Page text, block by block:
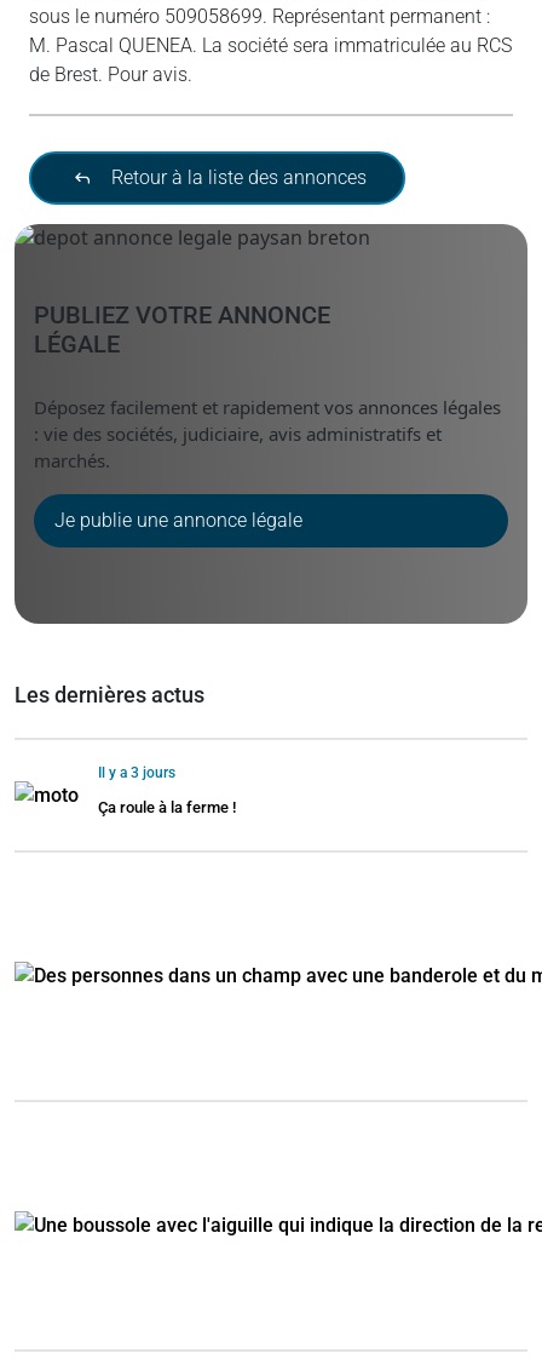
sous le numéro 509058699. Représentant permanent :
M. Pascal QUENEA. La société sera immatriculée au RCS
de Brest. Pour avis.
Retour à la liste des annonces
PUBLIEZ VOTRE ANNONCE
LÉGALE
Déposez facilement et rapidement vos annonces légales
: vie des sociétés, judiciaire, avis administratifs et
marchés.
Je publie une annonce légale
Les dernières actus
Il y a 3 jours
Ça roule à la ferme !